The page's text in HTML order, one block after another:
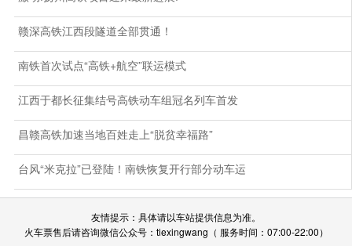
赣深高铁江西段隧道全部贯通！
南铁首次试点“高铁+航空”联运模式
江西于都长征集结号高铁动车组冠名列车首发
昌赣高铁加速当地百姓走上“脱贫幸福路”
台风“米克拉”已登陆！南铁恢复开行部分动车运
友情提示：具体请以车站提供信息为准。
火车票售后请咨询微信公众号：tiexingwang（ 服务时间：07:00-22:00）